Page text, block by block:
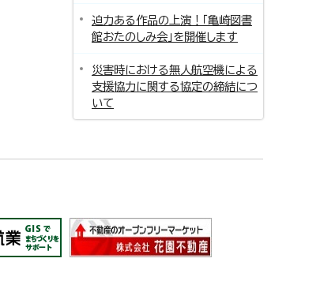
迫力ある作品の上演！「亀崎図書
館おたのしみ会」を開催します
災害時における無人航空機による
支援協力に関する協定の締結につ
いて